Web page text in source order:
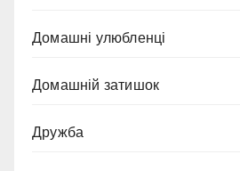
Домашні улюбленці
Домашній затишок
Дружба